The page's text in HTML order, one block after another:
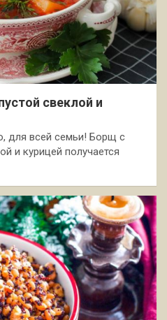
свеклой и
для всей семьи! Борщ с
и курицей получается